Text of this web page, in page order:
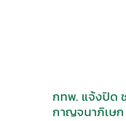
กทพ. แจ้งปิด
กาญจนาภิเษก